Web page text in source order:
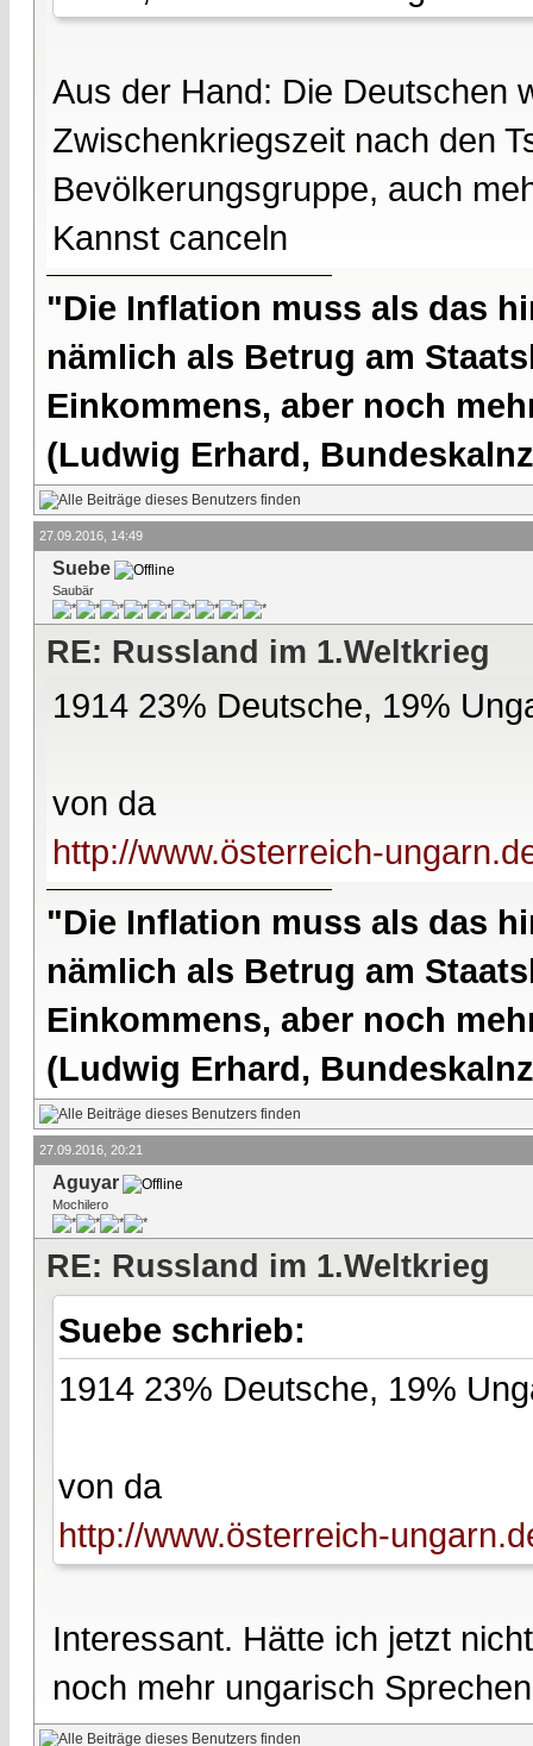
Aus der Hand: Die Deutschen
Zwischenkriegszeit nach den
Bevölkerungsgruppe, auch
Kannst canceln
"Die Inflation muss als das
nämlich als Betrug am
Einkommens, aber noch
(Ludwig Erhard,
27.09.2016, 14:49
Suebe
Saubär
RE: Russland im 1.Weltkrieg
1914 23% Deutsche, 19%
von da
http://www.österreich-
"Die Inflation muss als das
nämlich als Betrug am
Einkommens, aber noch
(Ludwig Erhard,
27.09.2016, 20:21
Aguyar
Mochilero
RE: Russland im 1.Weltkrieg
Suebe schrieb:
1914 23% Deutsche, 19%
von da
http://www.österreich-
Interessant. Hätte ich jetzt
noch mehr ungarisch